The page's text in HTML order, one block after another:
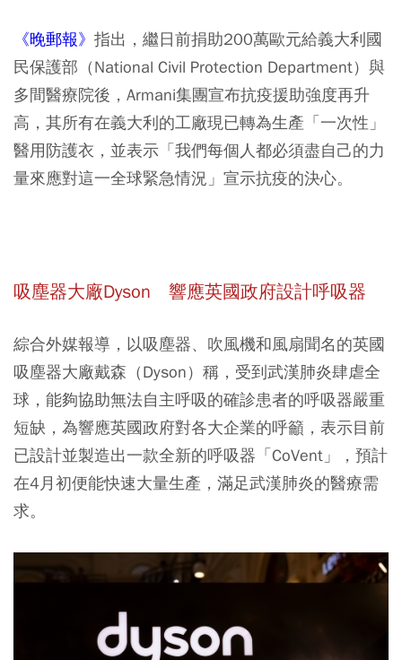
《晚郵報》 指出，繼日前捐助200萬歐元給義大利國
民保護部（National Civil Protection Department）與
多間醫療院後，Armani集團宣布抗疫援助強度再升
高，其所有在義大利的工廠現已轉為生產「一次性」
醫用防護衣，並表示「我們每個人都必須盡自己的力
量來應對這一全球緊急情況」宣示抗疫的決心。
吸塵器大廠Dyson 響應英國政府設計呼吸器
綜合外媒報導，以吸塵器、吹風機和風扇聞名的英國
吸塵器大廠戴森（Dyson）稱，受到武漢肺炎肆虐全
球，能夠協助無法自主呼吸的確診患者的呼吸器嚴重
短缺，為響應英國政府對各大企業的呼籲，表示目前
已設計並製造出一款全新的呼吸器「CoVent」，預計
在4月初便能快速大量生產，滿足武漢肺炎的醫療需
求。